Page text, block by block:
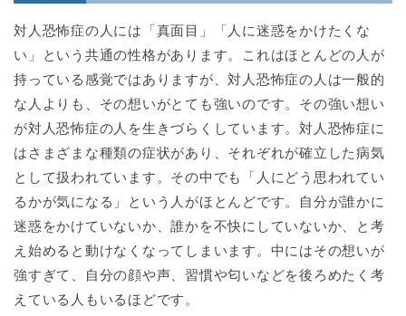
対人恐怖症の人には「真面目」「人に迷惑をかけたくな
い」という共通の性格があります。これはほとんどの人が
持っている感覚ではありますが、対人恐怖症の人は一般的
な人よりも、その想いがとても強いのです。その強い想い
が対人恐怖症の人を生きづらくしています。対人恐怖症に
はさまざまな種類の症状があり、それぞれが確立した病気
として扱われています。その中でも「人にどう思われてい
るかが気になる」という人がほとんどです。自分が誰かに
迷惑をかけていないか、誰かを不快にしていないか、と考
え始めると動けなくなってしまいます。中にはその想いが
強すぎて、自分の顔や声、習慣や匂いなどを後ろめたく考
えている人もいるほどです。